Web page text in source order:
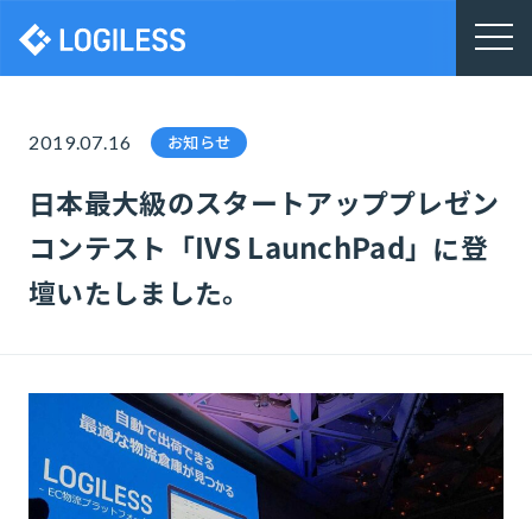
株式会社ロジレス
2019.07.16 お知らせ
日本最大級のスタートアッププレゼン
コンテスト「IVS LaunchPad」に登
壇いたしました。